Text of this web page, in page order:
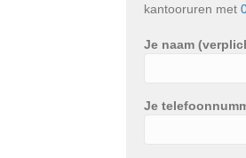
kantooruren met
Je naam
Je